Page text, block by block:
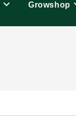
Growshop